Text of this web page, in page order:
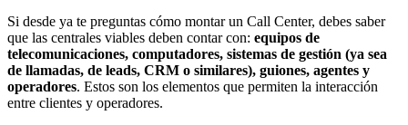
Si desde ya te preguntas cómo montar un Call Center, debes saber
que las centrales viables deben contar con: equipos de
telecomunicaciones, computadores, sistemas de gestión (ya sea
de llamadas, de leads, CRM o similares), guiones, agentes y
operadores. Estos son los elementos que permiten la interacción
entre clientes y operadores.